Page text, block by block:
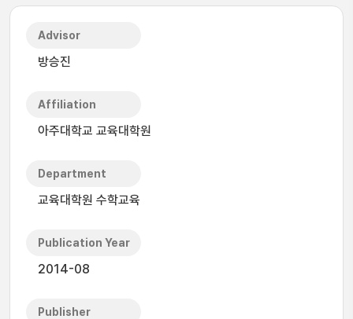
Advisor
방승진
Affiliation
아주대학교 교육대학원
Department
교육대학원 수학교육
Publication Year
2014-08
Publisher